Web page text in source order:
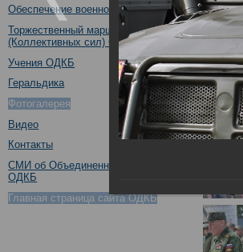
Обеспечение военной безопасности
Торжественный марш Войск
(Коллективных сил) ОДКБ
Учения ОДКБ
Геральдика
Фотогалерея
Видео
Контакты
СМИ об Объединенном штабе
ОДКБ
Главная страница сайта ОДКБ